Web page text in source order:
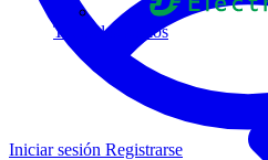
Todos los socios
Iniciar sesión Registrarse